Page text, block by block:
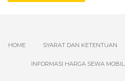
HOME SYARAT DAN KETENTUAN
INFORMASI HARGA SEWA MOBIL